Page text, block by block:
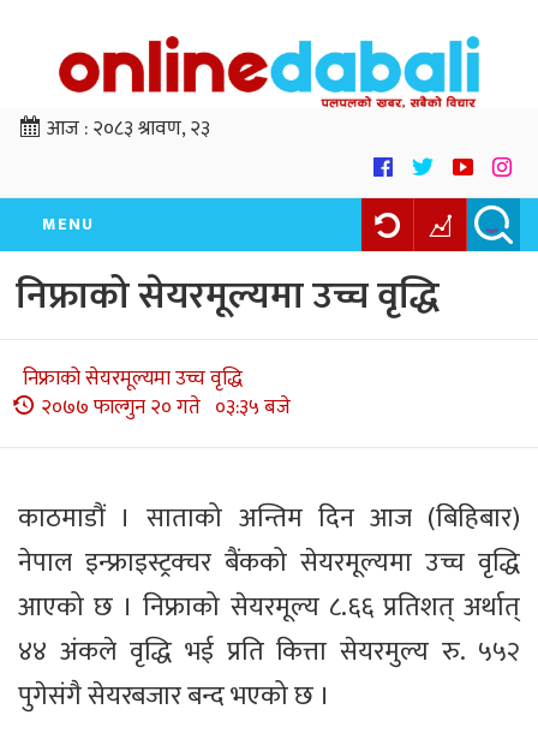
आज :२०८३ श्रावण, २३
MENU
निफ्राको सेयरमूल्यमा उच्च वृद्धि
निफ्राको सेयरमूल्यमा उच्च वृद्धि
२०७७ फाल्गुन २० गते ०३:३५ बजे
काठमाडौं । साताको अन्तिम दिन आज (बिहिबार)
नेपाल इन्फ्राइस्ट्रक्चर बैंकको सेयरमूल्यमा उच्च वृद्धि
आएको छ । निफ्राको सेयरमूल्य ८.६६ प्रतिशत् अर्थात्
४४ अंकले वृद्धि भई प्रति कित्ता सेयरमुल्य रु. ५५२
पुगेसंगै सेयरबजार बन्द भएको छ ।